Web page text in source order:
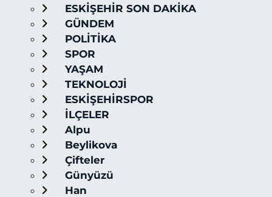
ESKİŞEHİR SON DAKİKA
GÜNDEM
POLİTİKA
SPOR
YAŞAM
TEKNOLOJİ
ESKİŞEHİRSPOR
İLÇELER
Alpu
Beylikova
Çifteler
Günyüzü
Han